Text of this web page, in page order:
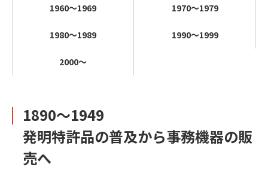
1960～1969 1970～1979
1980～1989 1990～1999
2000～
1890～1949
発明特許品の普及から事務機器の販
売へ